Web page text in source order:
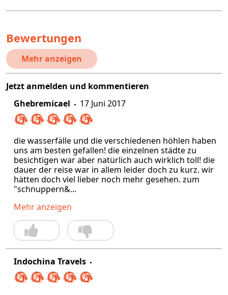
Bewertungen
Mehr anzeigen
Jetzt anmelden und kommentieren
Ghebremicael
17 Juni 2017
die wasserfälle und die verschiedenen höhlen haben
uns am besten gefallen! die einzelnen städte zu
besichtigen war aber natürlich auch wirklich toll! die
dauer der reise war in allem leider doch zu kurz. wir
hätten doch viel lieber noch mehr gesehen. zum
"schnuppern&...
Mehr anzeigen
Indochina Travels